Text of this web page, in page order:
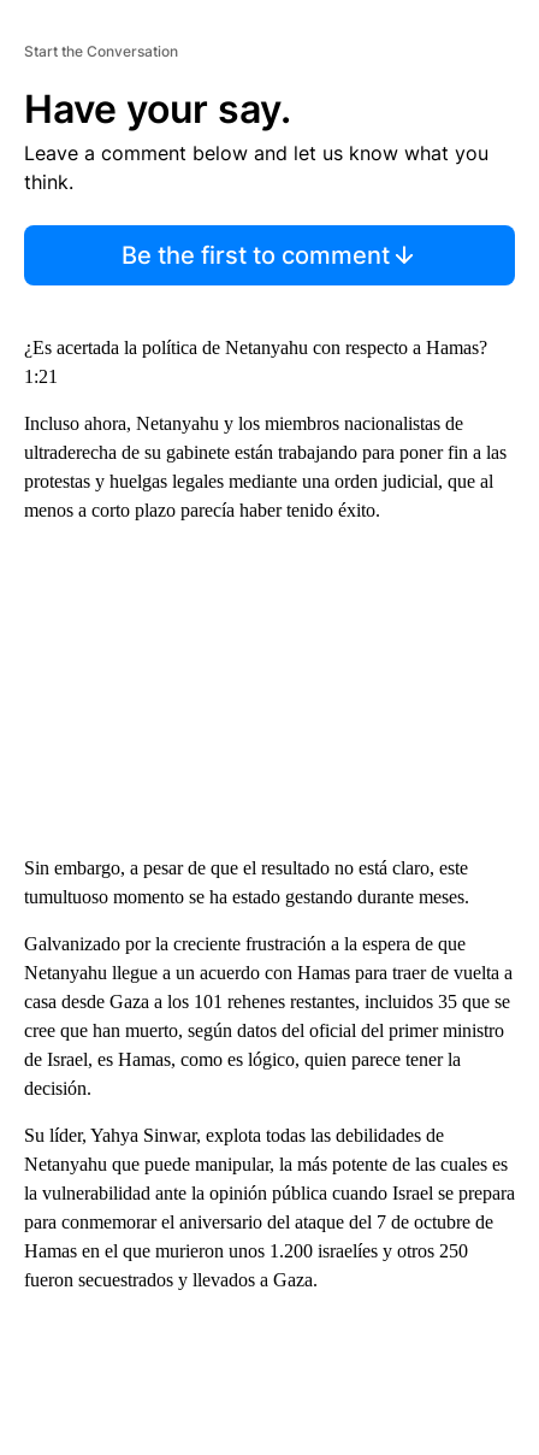
Start the Conversation
Have your say.
Leave a comment below and let us know what you
think.
Be the first to comment
¿Es acertada la política de Netanyahu con respecto a Hamas?
1:21
Incluso ahora, Netanyahu y los miembros nacionalistas de
ultraderecha de su gabinete están trabajando para poner fin a las
protestas y huelgas legales mediante una orden judicial, que al
menos a corto plazo parecía haber tenido éxito.
Sin embargo, a pesar de que el resultado no está claro, este
tumultuoso momento se ha estado gestando durante meses.
Galvanizado por la creciente frustración a la espera de que
Netanyahu llegue a un acuerdo con Hamas para traer de vuelta a
casa desde Gaza a los 101 rehenes restantes, incluidos 35 que se
cree que han muerto, según datos del oficial del primer ministro
de Israel, es Hamas, como es lógico, quien parece tener la
decisión.
Su líder, Yahya Sinwar, explota todas las debilidades de
Netanyahu que puede manipular, la más potente de las cuales es
la vulnerabilidad ante la opinión pública cuando Israel se prepara
para conmemorar el aniversario del ataque del 7 de octubre de
Hamas en el que murieron unos 1.200 israelíes y otros 250
fueron secuestrados y llevados a Gaza.